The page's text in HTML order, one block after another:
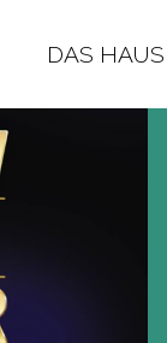
DAS HAUS